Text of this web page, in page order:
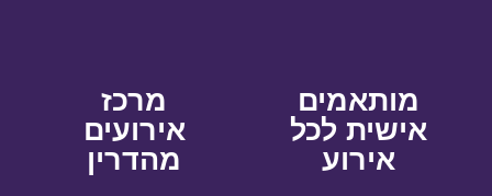
מותאמים
אישית לכל
אירוע
מרכז
אירועים
מהדרין